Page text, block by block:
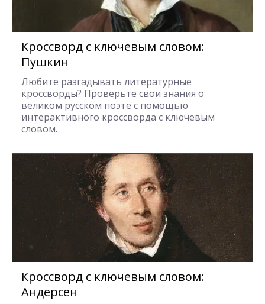
Кроссворд с ключевым словом:
Пушкин
Любите разгадывать литературные
кроссворды? Проверьте свои знания о
великом русском поэте с помощью
интерактивного кроссворда с ключевым
словом.
Кроссворд с ключевым словом:
Андерсен